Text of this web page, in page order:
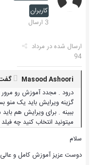
کاربران
3 ارسال
ارسال شده در مرداد
94
Masood Ashoori گفت است :
درود . مجدد آموزش رو
گزینه ویرایش باید یک منو
ببینه . برای ویرایش هم
میتونید انتخاب کنید چه
سلام
دوست عزیز آموزش کامل و